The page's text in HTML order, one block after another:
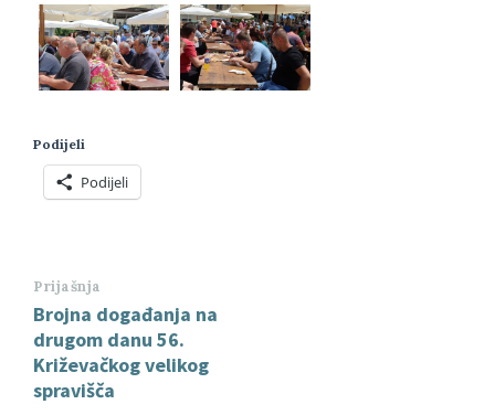
Podijeli
Podijeli
Prijašnja
Brojna događanja na
drugom danu 56.
Križevačkog velikog
spravišča